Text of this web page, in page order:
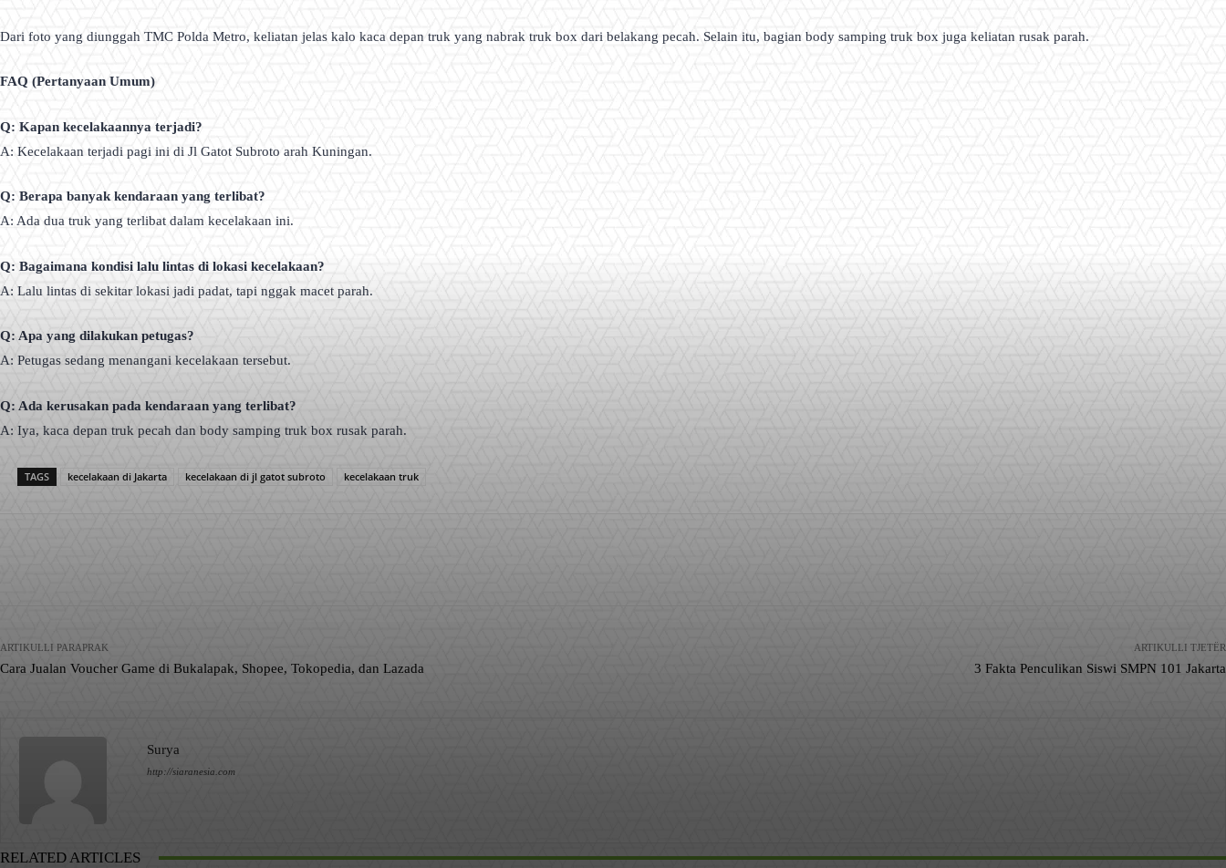
Dari foto yang diunggah TMC Polda Metro, keliatan jelas kalo kaca depan truk yang nabrak truk box dari belakang pecah. Selain itu, bagian body samping truk box juga keliatan rusak parah.
FAQ (Pertanyaan Umum)
Q: Kapan kecelakaannya terjadi?
A: Kecelakaan terjadi pagi ini di Jl Gatot Subroto arah Kuningan.
Q: Berapa banyak kendaraan yang terlibat?
A: Ada dua truk yang terlibat dalam kecelakaan ini.
Q: Bagaimana kondisi lalu lintas di lokasi kecelakaan?
A: Lalu lintas di sekitar lokasi jadi padat, tapi nggak macet parah.
Q: Apa yang dilakukan petugas?
A: Petugas sedang menangani kecelakaan tersebut.
Q: Ada kerusakan pada kendaraan yang terlibat?
A: Iya, kaca depan truk pecah dan body samping truk box rusak parah.
TAGS kecelakaan di Jakarta kecelakaan di jl gatot subroto kecelakaan truk
ARTIKULLI PARAPRAK
Cara Jualan Voucher Game di Bukalapak, Shopee, Tokopedia, dan Lazada
ARTIKULLI TJETËR
3 Fakta Penculikan Siswi SMPN 101 Jakarta
Surya
http://siaranesia.com
RELATED ARTICLES